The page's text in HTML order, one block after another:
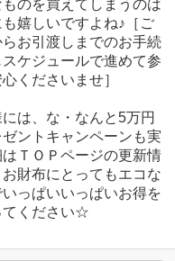
のを買えてしまうのは
嬉しいですよね♪［ご
お引渡しまでのお手続
ケジュールで進めて参
くださいませ］
は、な・なんと5万円
ントキャンペーンも実
ＴＯＰページの更新情
財布にとってもエコな
っぱいいっぱいお得を
てください☆